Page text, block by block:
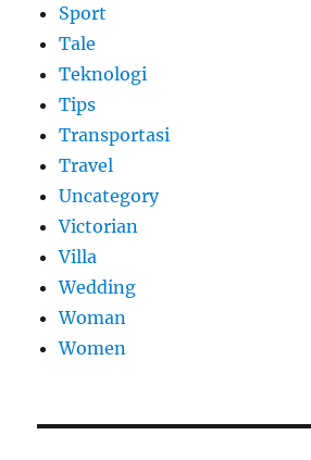
Sport
Tale
Teknologi
Tips
Transportasi
Travel
Uncategory
Victorian
Villa
Wedding
Woman
Women